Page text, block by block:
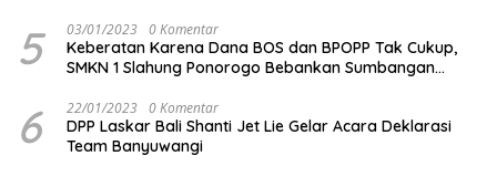
5 03/01/2023 0 Komentar
Keberatan Karena Dana BOS dan BPOPP Tak Cukup,
SMKN 1 Slahung Ponorogo Bebankan Sumbangan
6 22/01/2023 0 Komentar
DPP Laskar Bali Shanti Jet Lie Gelar Acara Deklarasi
Team Banyuwangi